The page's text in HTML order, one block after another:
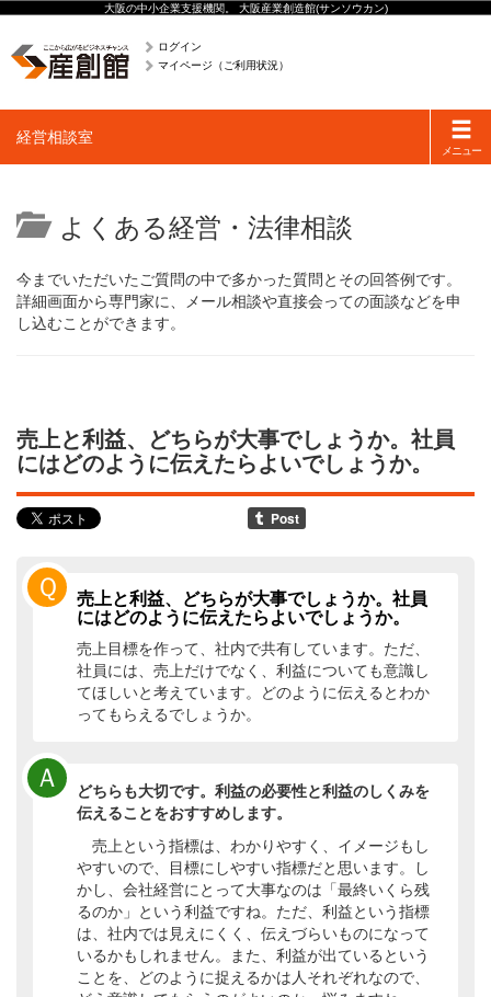
大阪の中小企業支援機関。 大阪産業創造館(サンソウカン)
ログイン
マイページ（ご利用状況）
Toggle
メニュー
経営相談室
よくある経営・法律相談
今までいただいたご質問の中で多かった質問とその回答例です。
詳細画面から専門家に、メール相談や直接会っての面談などを申
し込むことができます。
売上と利益、どちらが大事でしょうか。社員
にはどのように伝えたらよいでしょうか。
Ｑ
売上と利益、どちらが大事でしょうか。社員
にはどのように伝えたらよいでしょうか。
売上目標を作って、社内で共有しています。ただ、
社員には、売上だけでなく、利益についても意識し
てほしいと考えています。どのように伝えるとわか
ってもらえるでしょうか。
Ａ
どちらも大切です。利益の必要性と利益のしくみを
伝えることをおすすめします。
売上という指標は、わかりやすく、イメージもし
やすいので、目標にしやすい指標だと思います。し
かし、会社経営にとって大事なのは「最終いくら残
るのか」という利益ですね。ただ、利益という指標
は、社内では見えにくく、伝えづらいものになって
いるかもしれません。また、利益が出ているという
ことを、どのように捉えるかは人それぞれなので、